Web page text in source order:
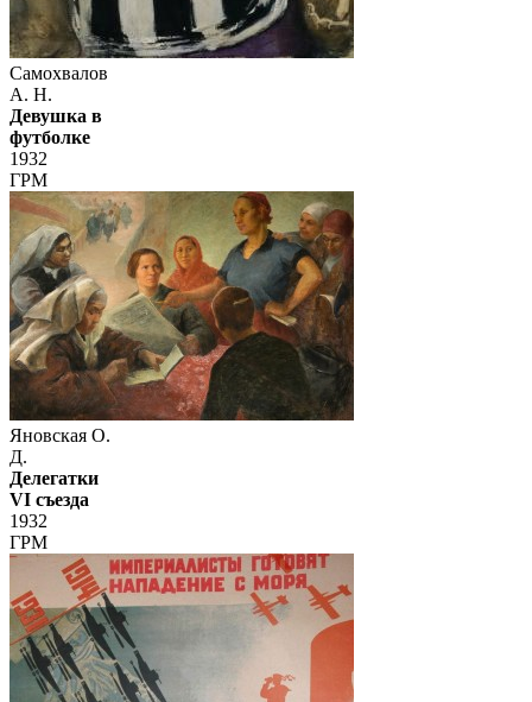
Самохвалов
А. Н.
Девушка в
футболке
1932
ГРМ
Яновская О.
Д.
Делегатки
VI съезда
1932
ГРМ